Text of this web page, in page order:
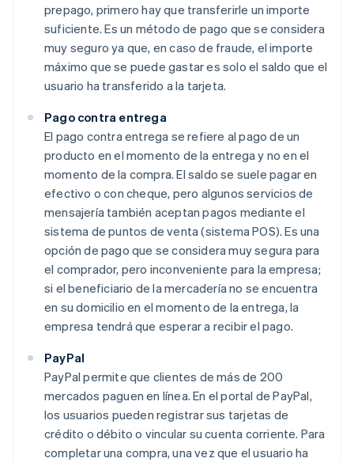
prepago, primero hay que transferirle un importe
suficiente. Es un método de pago que se considera
muy seguro ya que, en caso de fraude, el importe
máximo que se puede gastar es solo el saldo que el
usuario ha transferido a la tarjeta.
Pago contra entrega
El pago contra entrega se refiere al pago de un
producto en el momento de la entrega y no en el
momento de la compra. El saldo se suele pagar en
efectivo o con cheque, pero algunos servicios de
mensajería también aceptan pagos mediante el
sistema de puntos de venta (sistema POS). Es una
opción de pago que se considera muy segura para
el comprador, pero inconveniente para la empresa;
si el beneficiario de la mercadería no se encuentra
en su domicilio en el momento de la entrega, la
empresa tendrá que esperar a recibir el pago.
PayPal
PayPal permite que clientes de más de 200
mercados paguen en línea. En el portal de PayPal,
los usuarios pueden registrar sus tarjetas de
crédito o débito o vincular su cuenta corriente. Para
completar una compra, una vez que el usuario ha